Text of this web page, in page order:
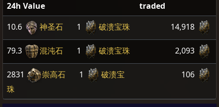
24h Value
traded
10.6
神圣石 1 破溃宝珠 14,918
79.3 混沌石 1 破溃宝珠 2,093
2831 崇高石 1
破溃宝
珠
106